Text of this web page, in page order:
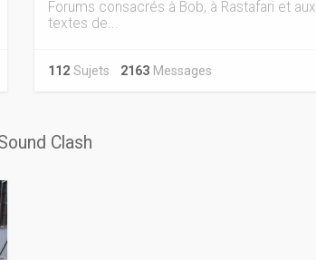
Forums consacrés à Bob, à Rastafari et aux
textes de...
112 Sujets 2163 Messages
Clash